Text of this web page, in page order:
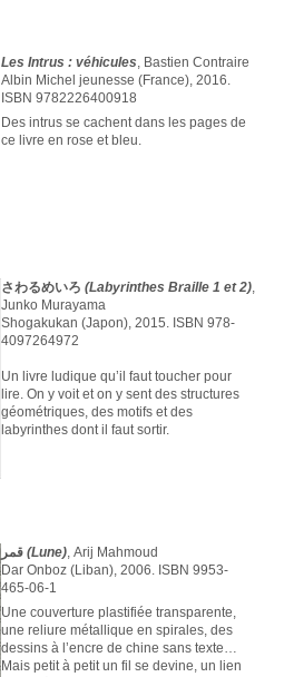
Les Intrus : véhicules, Bastien Contraire
Albin Michel jeunesse (France), 2016.
ISBN 9782226400918
Des intrus se cachent dans les pages de
ce livre en rose et bleu.
さわるめいろ (Labyrinthes Braille 1 et 2),
Junko Murayama
Shogakukan (Japon), 2015. ISBN 978-
4097264972
Un livre ludique qu’il faut toucher pour
lire. On y voit et on y sent des structures
géométriques, des motifs et des
labyrinthes dont il faut sortir.
قمر (Lune), Arij Mahmoud
Dar Onboz (Liban), 2006. ISBN 9953-
465-06-1
Une couverture plastifiée transparente,
une reliure métallique en spirales, des
dessins à l’encre de chine sans texte…
Mais petit à petit un fil se devine, un lien